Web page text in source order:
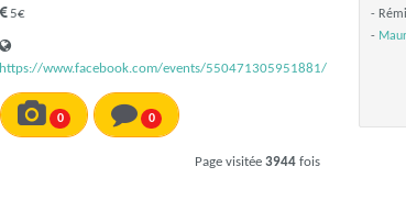
5€
https://www.facebook.com/events/550471305951881/
0 0
Page visitée 3944fois
-
-